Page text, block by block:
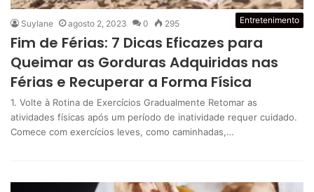
Entretenimento
Suylane agosto 2, 2023 0 295
Fim de Férias: 7 Dicas Eficazes para
Queimar as Gorduras Adquiridas nas
Férias e Recuperar a Forma Física
1. Volte à Rotina de Exercícios Gradualmente Retomar as
atividades físicas após um período de inatividade requer cuidado.
Comece com exercícios leves, como caminhadas,…